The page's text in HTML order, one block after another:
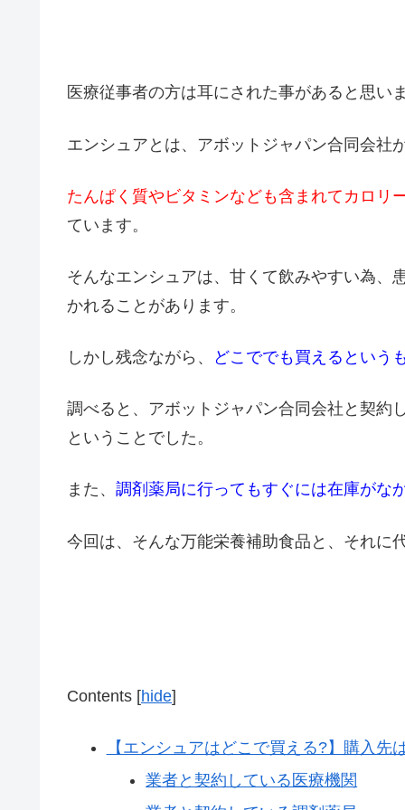
医療従事者の方は耳にされた事があると思い
エンシュアとは、アボットジャパン合同会社
たんぱく質やビタミンなども含まれてカロリ
ています。
そんなエンシュアは、甘くて飲みやすい為、
かれることがあります。
しかし残念ながら、 どこででも買えるという
調べると、 アボットジャパン合同会社と契約
ということでした。
また、 調剤薬局に行ってもすぐには在庫がな
今回は、そんな万能栄養補助食品と、それに
Contents [hide]
【エンシュアはどこで買える?】購入先
業者と契約している医療機関